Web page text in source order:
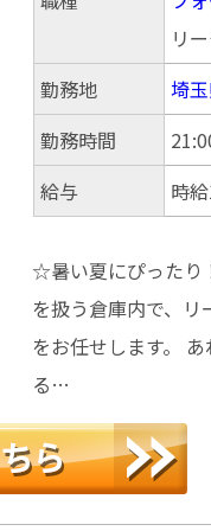
リ
勤務地
埼
勤務時間
給与
時
☆暑い夏にぴったり
を扱う倉庫内で、
をお任せします。
る…